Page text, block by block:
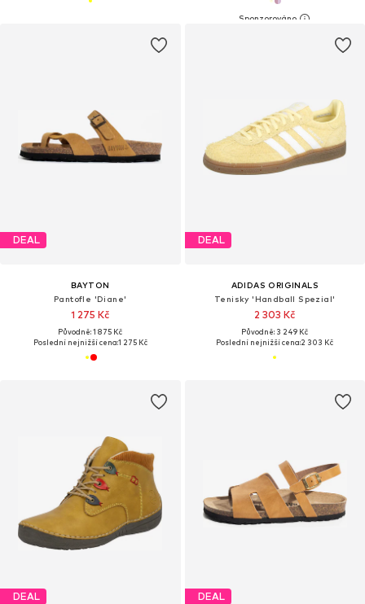
DEAL
BAYTON
Pantofle 'Diane'
1 275 Kč
Původně: 1 875 Kč
Poslední nejnižší cena:1 275 Kč
DEAL
ADIDAS ORIGINALS
Tenisky 'Handball Spezial'
2 303 Kč
Původně: 3 249 Kč
Poslední nejnižší cena:2 303 Kč
DEAL DEAL